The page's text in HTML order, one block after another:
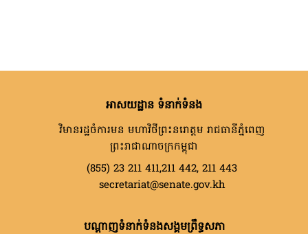
អាសយដ្ឋាន ទំនាក់ទំនង
វិមានរដ្ឋចំការមន មហាវិថីព្រះនរោត្តម រាជធានីភ្នំពេញ
ព្រះរាជាណាចក្រកម្ពុជា
(855) 23 211 411,211 442, 211 443
secretariat@senate.gov.kh
បណ្តាញទំនាក់ទំនងសង្គមព្រឹទ្ធសភា